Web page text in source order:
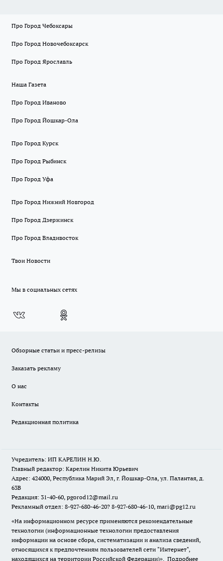
Про Город Чебоксары
Про Город Новочебоксарск
Про Город Ярославль
Наша Газета
Про Город Иваново
Про Город Йошкар-Ола
Про Город Курск
Про Город Рыбинск
Про Город Уфа
Про Город Нижний Новгород
Про Город Дзержинск
Про Город Владивосток
Твои Новости
Мы в социальных сетях
Обзорные статьи и пресс-релизы
Заказать рекламу
О нас
Контакты
Редакционная политика
Учредитель: ИП КАРЕЛИН Н.Ю.
Главный редактор: Карелин Никита Юрьевич
Адрес: 424000, Республика Марий Эл, г. Йошкар-Ола, ул. Палантая, д.
63В
Редакция: 31-40-60, pgorod12@mail.ru
Рекламный отдел: 8-927-680-46-20? 8-927-680-46-10, mari@pg12.ru
«На информационном ресурсе применяются рекомендательные
технологии (информационные технологии предоставления
информации на основе сбора, систематизации и анализа сведений,
относящихся к предпочтениям пользователей сети "Интернет",
находящихся на территории Российской Федерации)». Подробнее